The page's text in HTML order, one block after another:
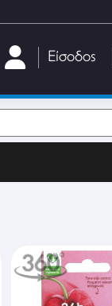
Είσοδος